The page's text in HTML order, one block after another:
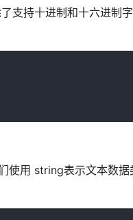
支持十进制和十六进制
使用 string表示文本数